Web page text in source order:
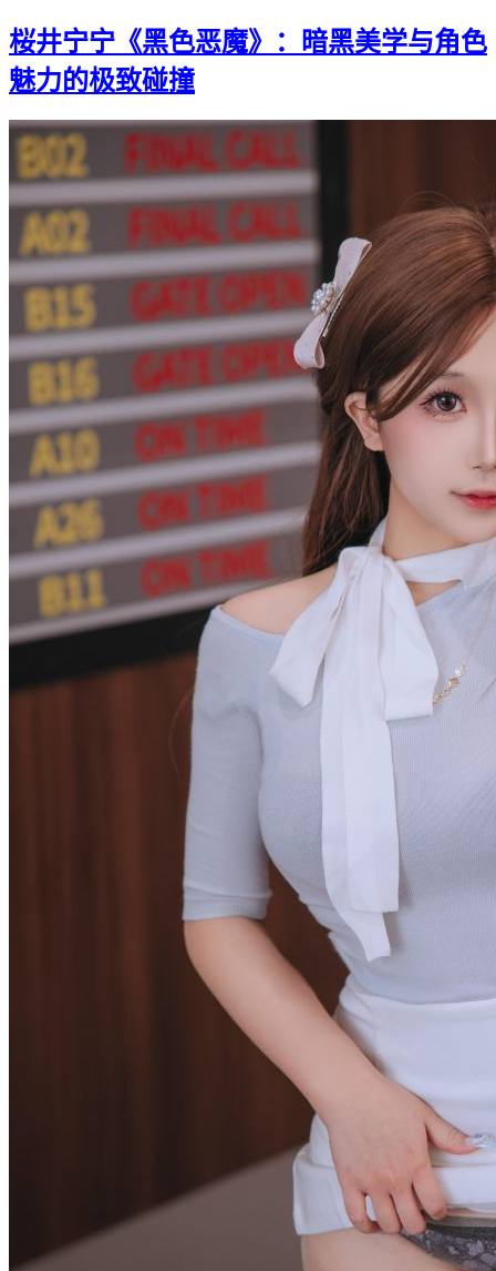
桜井宁宁《黑色恶魔》：暗黑美学与角色
魅力的极致碰撞